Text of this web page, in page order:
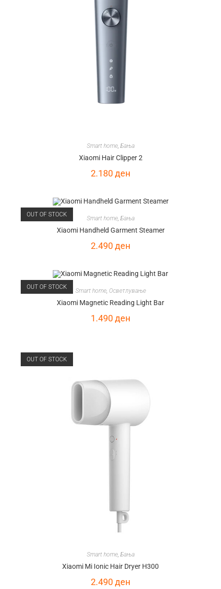
Smart home, Бања
Xiaomi Hair Clipper 2
2.180ден
OUT OF STOCK
Smart home, Бања
Xiaomi Handheld Garment Steamer
2.490ден
OUT OF STOCK
Smart home, Осветлување
Xiaomi Magnetic Reading Light Bar
1.490ден
OUT OF STOCK
Smart home, Бања
Xiaomi Mi Ionic Hair Dryer H300
2.490ден